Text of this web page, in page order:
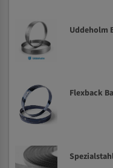
Uddeholm
Flexback